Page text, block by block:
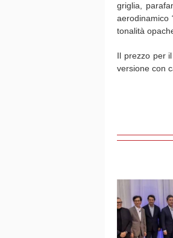
griglia,
aerodinamico
tonalità
Il prezzo per
versione con